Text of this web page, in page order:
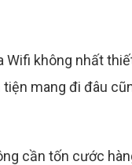
không nhất
mang đi đâu
cần tốn cước